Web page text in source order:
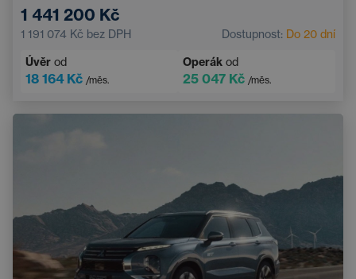
Asistent hlídání jízdy v pruhu
Bezklíčový přístup
1 441 200 Kč
1 191 074 Kč bez DPH Dostupnost: Do 20 dní
Úvěr od
18 164 Kč /měs.
Operák od
25 047 Kč /měs.